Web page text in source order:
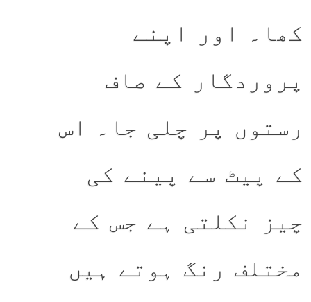
کھا۔ اور اپنے
پروردگار کے صاف
رستوں پر چلی جا۔ اس
کے پیٹ سے پینے کی
چیز نکلتی ہے جس کے
مختلف رنگ ہوتے ہیں